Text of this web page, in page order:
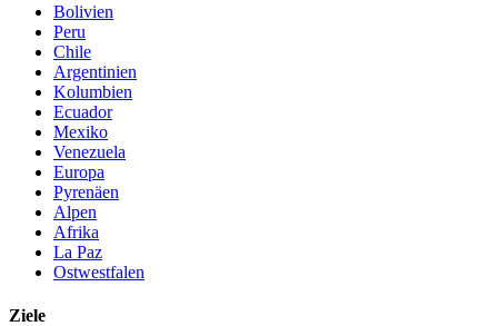
Bolivien
Peru
Chile
Argentinien
Kolumbien
Ecuador
Mexiko
Venezuela
Europa
Pyrenäen
Alpen
Afrika
La Paz
Ostwestfalen
Ziele